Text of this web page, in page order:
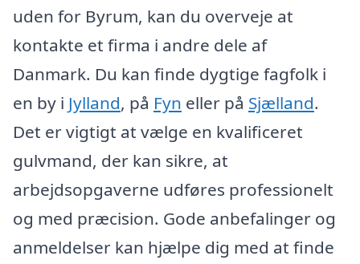
uden for Byrum, kan du overveje at
kontakte et firma i andre dele af
Danmark. Du kan finde dygtige fagfolk i
en by i Jylland, på Fyn eller på Sjælland.
Det er vigtigt at vælge en kvalificeret
gulvmand, der kan sikre, at
arbejdsopgaverne udføres professionelt
og med præcision. Gode anbefalinger og
anmeldelser kan hjælpe dig med at finde